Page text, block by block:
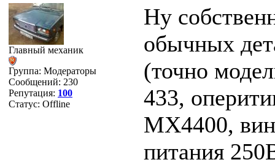
Главный механик
Группа: Модераторы
Сообщений: 230
Репутация: 100
Статус: Offline
Ну
обычных
(точно
433,
MX4400,
питания